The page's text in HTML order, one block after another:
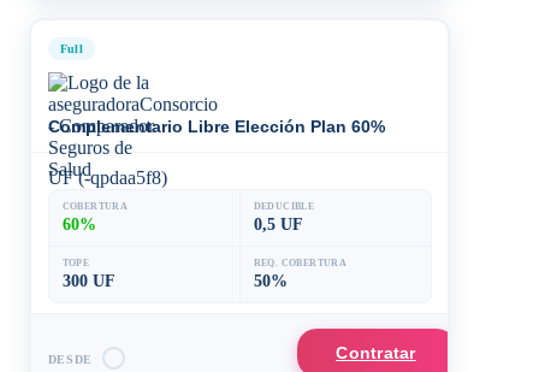
Full
Complementario Libre Elección Plan 60%
UF (-qpdaa5f8)
COBERTURA
60%
DEDUCIBLE
0,5 UF
TOPE
300 UF
REQ. COBERTURA
50%
DESDE Contratar